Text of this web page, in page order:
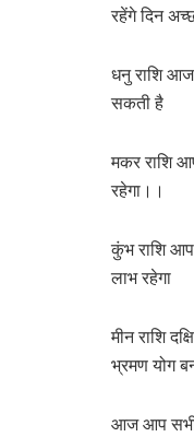
रहेंगे दिन
धनु राशि आज
सकती है
मकर राशि
रहेगा।।
कुंभ राशि आप
लाभ रहेगा
मीन राशि
भ्रमण योग
आज आप सभी